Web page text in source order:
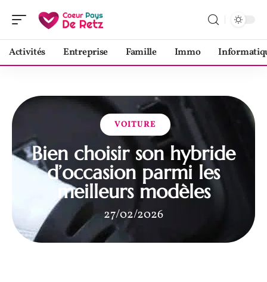
Activités Entreprise Famille Immo
VOITURE
Bien choisir son hybride
d’occasion parmi les
meilleurs modèles
27/02/2026